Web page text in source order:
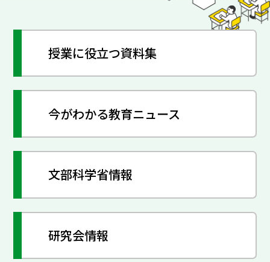
授業に役立つ資料集
今がわかる教育ニュース
文部科学省情報
研究会情報